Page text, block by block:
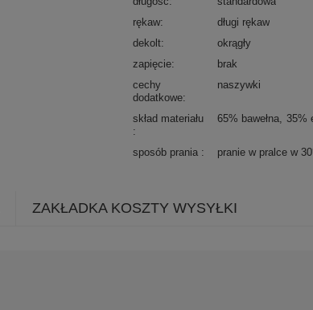
rękaw
długi rękaw
dekolt
okrągły
zapięcie
brak
cechy
dodatkowe
naszywki
skład materiału 65% bawełna 35%
sposób prania pranie w pralce w
ZAKŁADKA KOSZTY WYSYŁKI